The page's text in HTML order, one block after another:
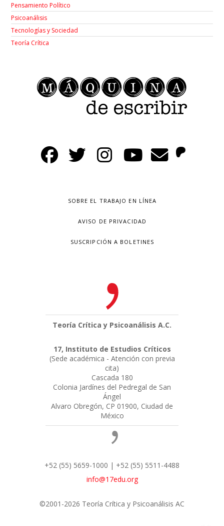
Pensamiento Político
Psicoanálisis
Tecnologías y Sociedad
Teoría Crítica
SOBRE EL TRABAJO EN LÍNEA
AVISO DE PRIVACIDAD
SUSCRIPCIÓN A BOLETINES
Teoría Crítica y Psicoanálisis A.C.
17, Instituto de Estudios Críticos
(Sede académica - Atención con previa
cita)
Cascada 180
Colonia Jardínes del Pedregal de San
Ángel
Alvaro Obregón, CP 01900, Ciudad de
México
+52 (55) 5659-1000 | +52 (55) 5511-4488
info@17edu.org
©2001-2026 Teoría Crítica y Psicoanálisis AC